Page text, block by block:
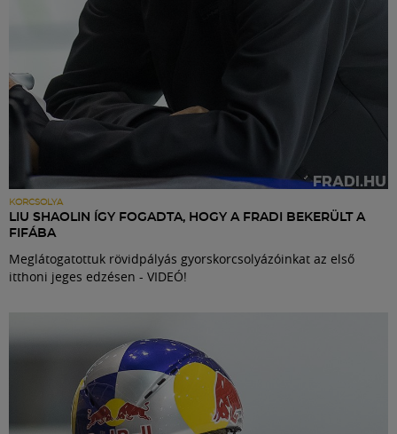
KORCSOLYA
LIU SHAOLIN ÍGY FOGADTA, HOGY A FRADI BEKERÜLT A
FIFÁBA
Meglátogatottuk rövidpályás gyorskorcsolyázóinkat az első
itthoni jeges edzésen - VIDEÓ!